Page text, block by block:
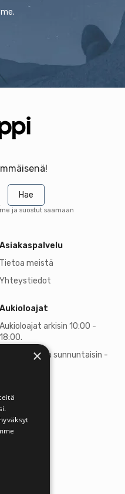
Hae
ja suostut saamaan
Asiakaspalvelu
Tietoa meistä
Yhteystiedot
Aukioloajat
Aukioloajat arkisin 10:00 -
18:00.
Lauantaisin ja sunnuntaisin -
×